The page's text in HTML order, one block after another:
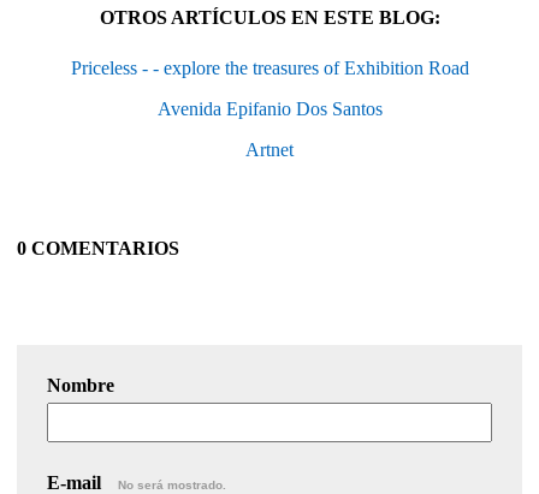
OTROS ARTÍCULOS EN ESTE BLOG:
Priceless - - explore the treasures of Exhibition Road
Avenida Epifanio Dos Santos
Artnet
0 COMENTARIOS
Nombre
E-mail No será mostrado.